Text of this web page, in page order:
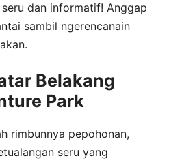
dan informatif! Anggap
sambil ngerencanain
Belakang
Park
rimbunnya pepohonan,
seru yang